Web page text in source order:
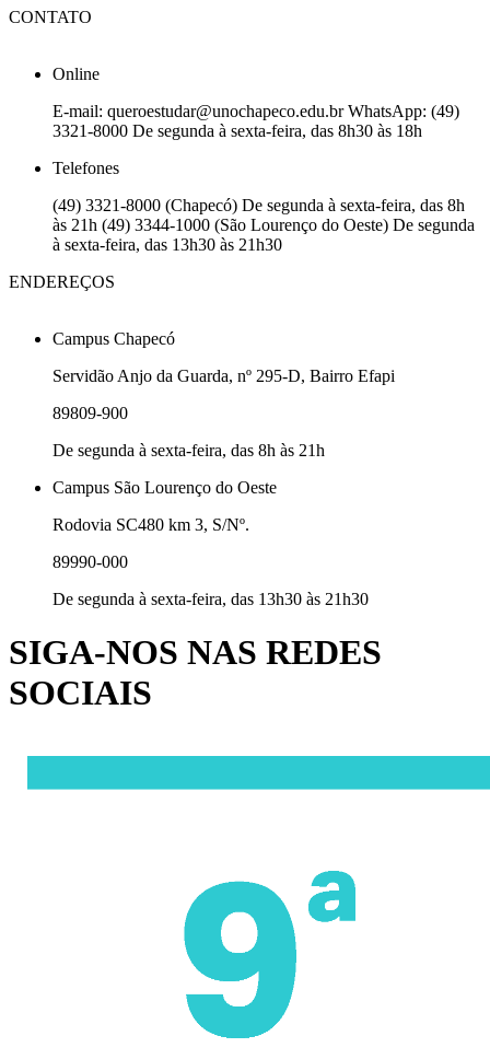
CONTATO
Online
E-mail: queroestudar@unochapeco.edu.br WhatsApp: (49)
3321-8000 De segunda à sexta-feira, das 8h30 às 18h
Telefones
(49) 3321-8000 (Chapecó) De segunda à sexta-feira, das 8h
às 21h (49) 3344-1000 (São Lourenço do Oeste) De segunda
à sexta-feira, das 13h30 às 21h30
ENDEREÇOS
Campus Chapecó
Servidão Anjo da Guarda, nº 295-D, Bairro Efapi
89809-900
De segunda à sexta-feira, das 8h às 21h
Campus São Lourenço do Oeste
Rodovia SC480 km 3, S/Nº.
89990-000
De segunda à sexta-feira, das 13h30 às 21h30
SIGA-NOS NAS REDES
SOCIAIS